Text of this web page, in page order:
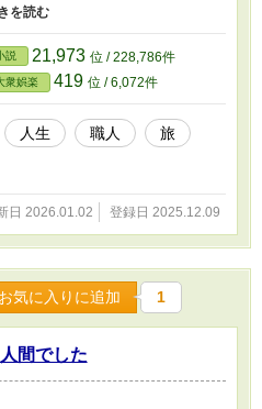
そ、“極道”と呼ぶべき強さがあ
姿を現す謎の男・桐生遼。 彼の
いを断ち切り、 龍臣自身の生き
が熱くなる、“本物”を探す旅。 あ
る。
説 21,973 位 / 228,786件
衆娯楽 419 位 / 6,072件
人生 職人
旅
日 2026.01.02 登録日 2025.12.09
お気に入りに追加 1
間でした